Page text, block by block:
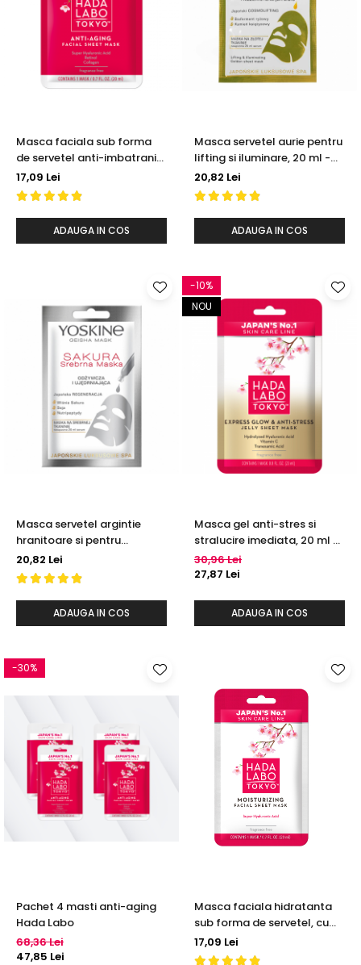
Masca faciala sub forma
de servetel anti-imbatranire
cu super hyaluronic acid
retinol & colagen, 20 ml -
Hada Labo Tokyo
17,09 Lei
ADAUGA IN COS
Masca servetel aurie pentru
lifting si iluminare, 20 ml -
YOSKINE GEISHA
20,82 Lei
ADAUGA IN COS
Masca servetel argintie
hranitoare si pentru
fermitate, 20 ml - YOSKINE
GEISHA
20,82 Lei
ADAUGA IN COS
-10%
NOU
Masca gel anti-stres si
stralucire imediata, 20 ml -
HADA LABO TOKYO PREMIUM
30,96 Lei
27,87 Lei
ADAUGA IN COS
-30%
Pachet 4 masti anti-aging
Hada Labo
68,36 Lei
47,85 Lei
Masca faciala hidratanta
sub forma de servetel, cu
super hyaluronic acid, 20 ml
- Hada Labo Tokyo
17,09 Lei